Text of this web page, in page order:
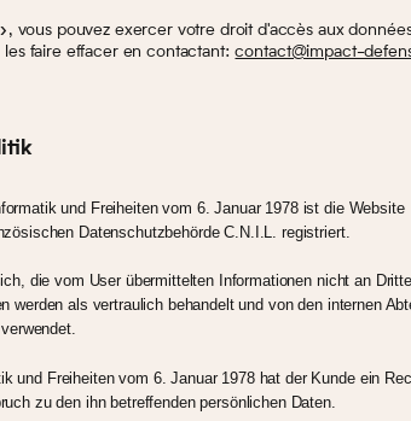
vous pouvez exercer votre droit d'accès aux
faire effacer en contactant:contact@impact-
und Freiheiten vom 6. Januar 1978 ist die Website
Datenschutzbehörde C.N.I.L. registriert.
die vom User übermittelten Informationen nicht an Dritte
werden als vertraulich behandelt und von den internen
und Freiheiten vom 6. Januar 1978 hat der Kunde ein
zu den ihn betreffenden persönlichen Daten.